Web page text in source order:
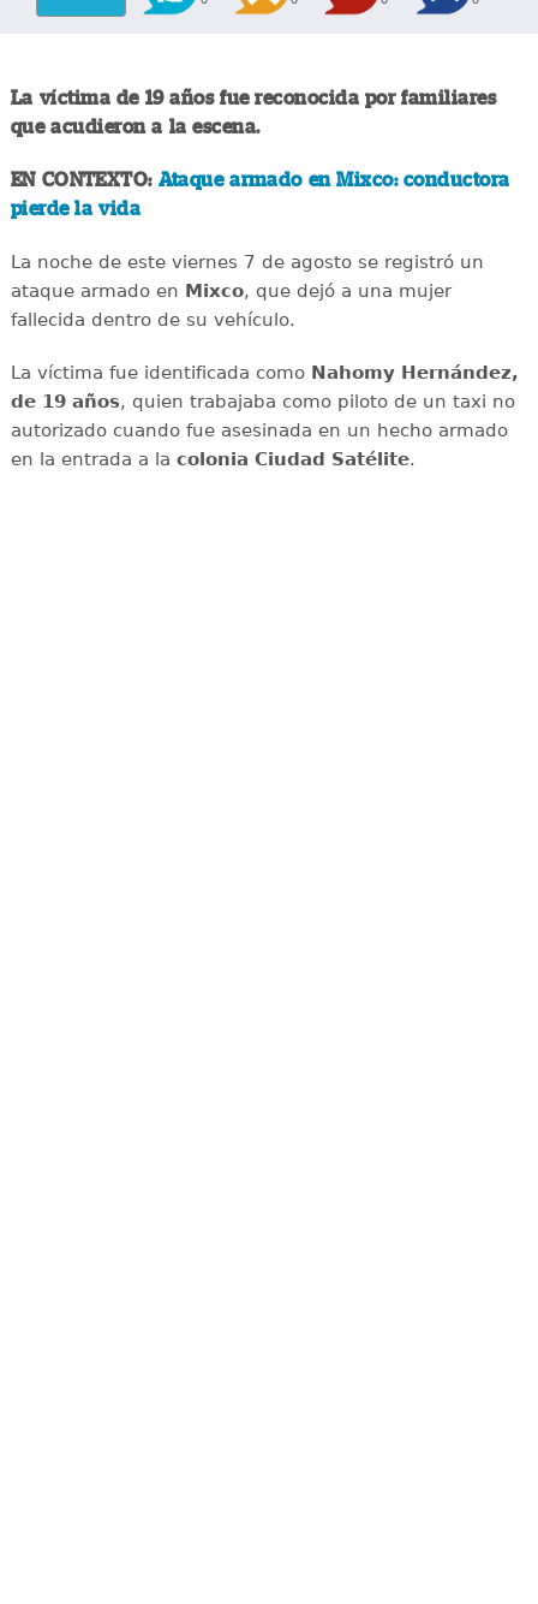
La víctima de 19 años fue reconocida por familiares
que acudieron a la escena.
EN CONTEXTO: Ataque armado en Mixco: conductora
pierde la vida
La noche de este viernes 7 de agosto se registró un
ataque armado en Mixco, que dejó a una mujer
fallecida dentro de su vehículo.
La víctima fue identificada como Nahomy Hernández,
de 19 años, quien trabajaba como piloto de un taxi no
autorizado cuando fue asesinada en un hecho armado
en la entrada a la colonia Ciudad Satélite.